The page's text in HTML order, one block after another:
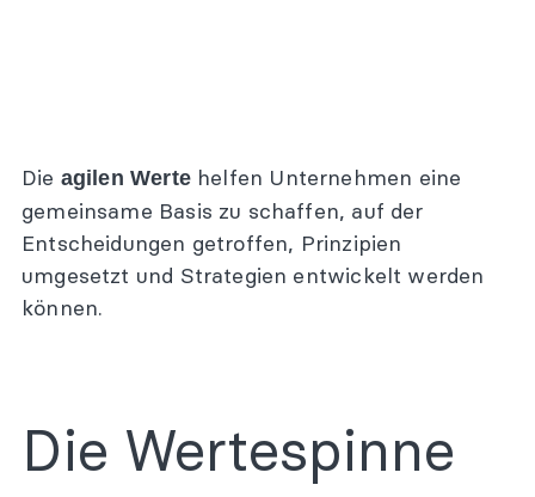
Die agilen Wertehelfen Unternehmen eine
gemeinsame Basis zu schaffen, auf der
Entscheidungen getroffen, Prinzipien
umgesetzt und Strategien entwickelt werden
können.
Die Wertespinne